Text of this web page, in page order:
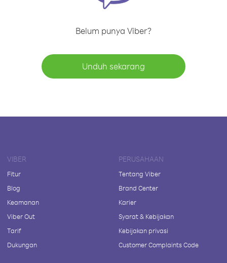
Belum punya Viber?
Unduh sekarang
VIBER
Fitur
Blog
Keamanan
Viber Out
Tarif
Dukungan
PERUSAHAAN
Tentang Viber
Brand Center
Karier
Syarat & Kebijakan
Kebijakan privasi
Customer Complaints Code